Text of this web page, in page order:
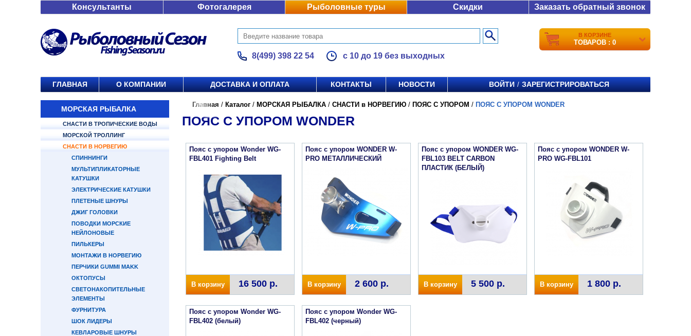
Консультанты Фотогалерея Рыболовные туры Скидки Заказать обратный звонок
8(499) 398 22 54 с 10 до 19 без выходных
В КОРЗИНЕ
ТОВАРОВ : 0
ГЛАВНАЯ О КОМПАНИИ ДОСТАВКА И ОПЛАТА КОНТАКТЫ НОВОСТИ ВОЙТИ / ЗАРЕГИСТРИРОВАТЬСЯ
МОРСКАЯ РЫБАЛКА
СНАСТИ В ТРОПИЧЕСКИЕ ВОДЫ
МОРСКОЙ ТРОЛЛИНГ
СНАСТИ В НОРВЕГИЮ
СПИННИНГИ
МУЛЬТИПЛИКАТОРНЫЕ
КАТУШКИ
ЭЛЕКТРИЧЕСКИЕ КАТУШКИ
ПЛЕТЕНЫЕ ШНУРЫ
ДЖИГ ГОЛОВКИ
ПОВОДКИ МОРСКИЕ
НЕЙЛОНОВЫЕ
ПИЛЬКЕРЫ
МОНТАЖИ В НОРВЕГИЮ
ПЕРЧИКИ GUMMI MAKK
ОКТОПУСЫ
СВЕТОНАКОПИТЕЛЬНЫЕ
ЭЛЕМЕНТЫ
ФУРНИТУРА
ШОК ЛИДЕРЫ
КЕВЛАРОВЫЕ ШНУРЫ
Главная / Каталог / МОРСКАЯ РЫБАЛКА / СНАСТИ в НОРВЕГИЮ / ПОЯС С УПОРОМ / ПОЯС С УПОРОМ WONDER
ПОЯС С УПОРОМ WONDER
Пояс с упором Wonder WG-
FBL401 Fighting Belt
В корзину 16 500 р.
Пояс с упором WONDER W-
PRO МЕТАЛЛИЧЕСКИЙ
В корзину 2 600 р.
Пояс с упором WONDER WG-
FBL103 BELT CARBON
ПЛАСТИК (БЕЛЫЙ)
В корзину 5 500 р.
Пояс с упором WONDER W-
PRO WG-FBL101
В корзину 1 800 р.
Пояс с упором Wonder WG-
FBL402 (белый)
Пояс с упором Wonder WG-
FBL402 (черный)